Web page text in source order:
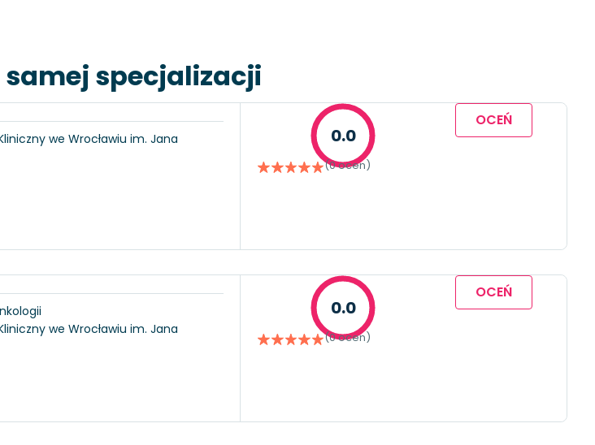
samej specjalizacji
we Wrocławiu im. Jana
0.0
(0 ocen)
OCEŃ
we Wrocławiu im. Jana
0.0
(0 ocen)
OCEŃ